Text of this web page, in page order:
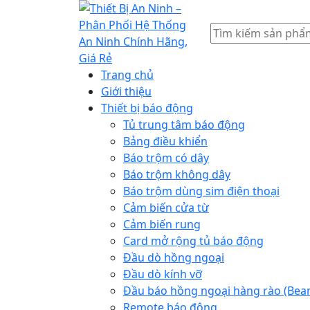
Tìm
kiếm
Trang chủ
Giới thiệu
Thiết bị báo động
Tủ trung tâm báo động
Bảng điều khiển
Báo trộm có dây
Báo trộm không dây
Báo trộm dùng sim điện thoại
Cảm biến cửa từ
Cảm biến rung
Card mở rộng tủ báo động
Đầu dò hồng ngoại
Đầu dò kính vỡ
Đầu báo hồng ngoại hàng rào